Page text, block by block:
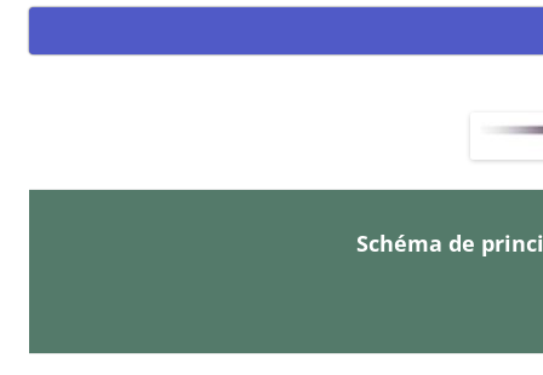
Schéma de